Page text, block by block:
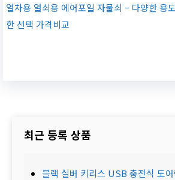
열차용 열쇠용 에어포일 자물쇠 – 다양한 용
한 선택 가격비교
최근 등록 상품
블랙 실버 키리스 USB 충전식 도